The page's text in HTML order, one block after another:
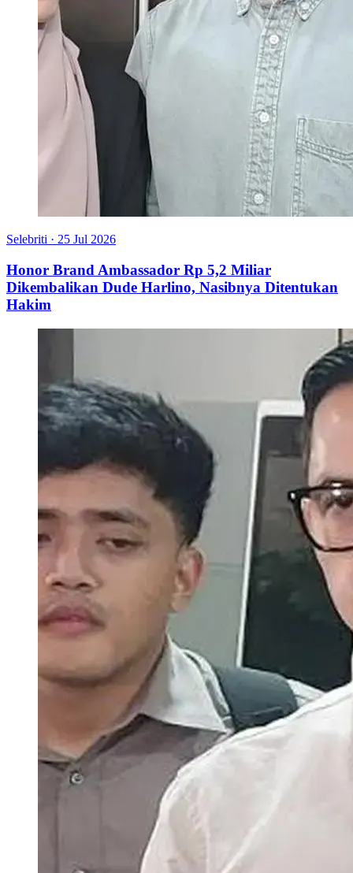
Selebriti · 25 Jul 2026
Honor Brand Ambassador Rp 5,2 Miliar
Dikembalikan Dude Harlino, Nasibnya Ditentukan
Hakim